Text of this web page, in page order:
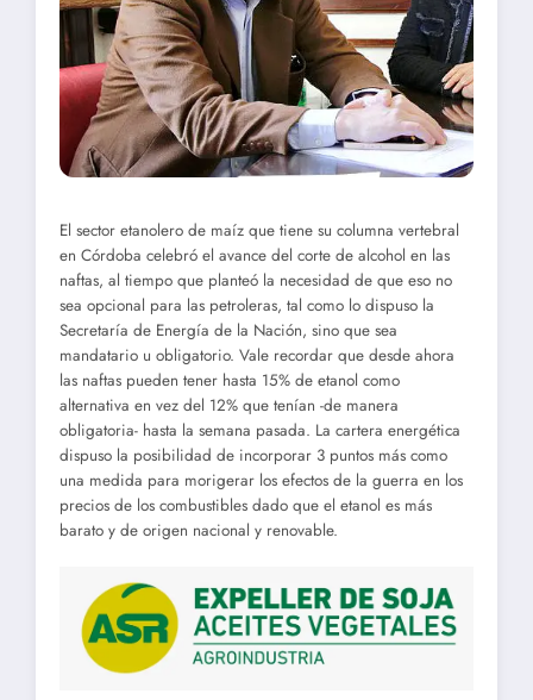
El sector etanolero de maíz que tiene su columna vertebral
en Córdoba celebró el avance del corte de alcohol en las
naftas, al tiempo que planteó la necesidad de que eso no
sea opcional para las petroleras, tal como lo dispuso la
Secretaría de Energía de la Nación, sino que sea
mandatario u obligatorio. Vale recordar que desde ahora
las naftas pueden tener hasta 15% de etanol como
alternativa en vez del 12% que tenían -de manera
obligatoria- hasta la semana pasada. La cartera energética
dispuso la posibilidad de incorporar 3 puntos más como
una medida para morigerar los efectos de la guerra en los
precios de los combustibles dado que el etanol es más
barato y de origen nacional y renovable.